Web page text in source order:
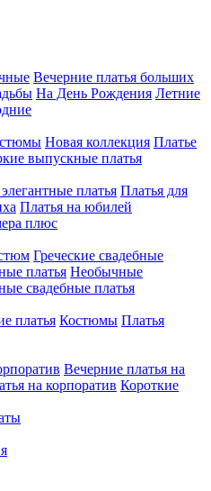
Вечерние платья больших
На День Рождения Летние
Новая коллекция Платье
выпускные платья
платья Платья для
Платья на юбилей
плюс
Греческие свадебные
платья Необычные
свадебные платья
платья Костюмы Платья
Вечерние платья на
на корпоратив Короткие